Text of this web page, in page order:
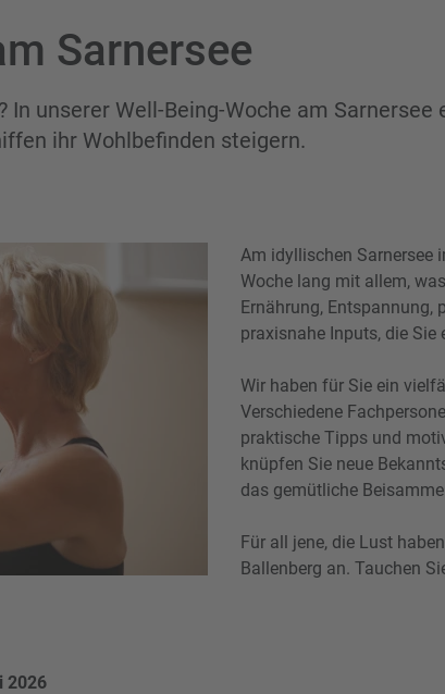
Sarnersee
In unserer Well-Being-Woche am Sarnersee
ihr Wohlbefinden steigern.
Am idyllischen Sarnersee
Woche lang mit allem,
Ernährung, Entspannung,
praxisnahe Inputs, die
Wir haben für Sie ein
Verschiedene
praktische Tipps und
knüpfen Sie neue
das gemütliche
Für all jene, die Lust
Ballenberg an. Tauchen
2026